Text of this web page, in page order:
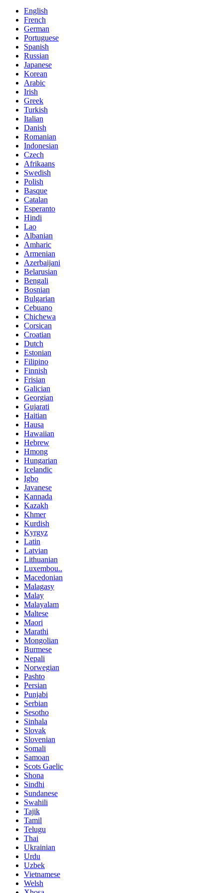
English
French
German
Portuguese
Spanish
Russian
Japanese
Korean
Arabic
Irish
Greek
Turkish
Italian
Danish
Romanian
Indonesian
Czech
Afrikaans
Swedish
Polish
Basque
Catalan
Esperanto
Hindi
Lao
Albanian
Amharic
Armenian
Azerbaijani
Belarusian
Bengali
Bosnian
Bulgarian
Cebuano
Chichewa
Corsican
Croatian
Dutch
Estonian
Filipino
Finnish
Frisian
Galician
Georgian
Gujarati
Haitian
Hausa
Hawaiian
Hebrew
Hmong
Hungarian
Icelandic
Igbo
Javanese
Kannada
Kazakh
Khmer
Kurdish
Kyrgyz
Latin
Latvian
Lithuanian
Luxembou..
Macedonian
Malagasy
Malay
Malayalam
Maltese
Maori
Marathi
Mongolian
Burmese
Nepali
Norwegian
Pashto
Persian
Punjabi
Serbian
Sesotho
Sinhala
Slovak
Slovenian
Somali
Samoan
Scots Gaelic
Shona
Sindhi
Sundanese
Swahili
Tajik
Tamil
Telugu
Thai
Ukrainian
Urdu
Uzbek
Vietnamese
Welsh